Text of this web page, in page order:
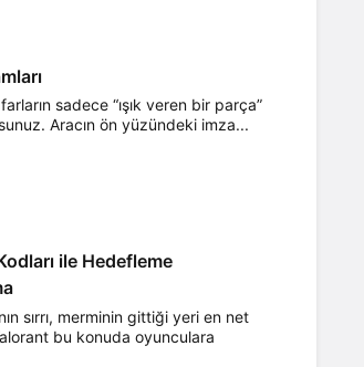
sadece “ışık veren bir parça”
Aracın ön yüzündeki imza...
ile Hedefleme
sırrı, merminin gittiği yeri en net
bu konuda oyunculara